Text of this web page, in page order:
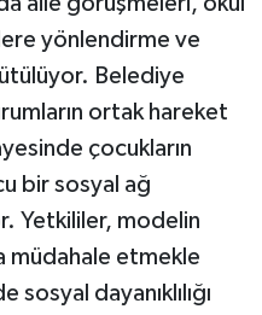
yönlendirme ve
Belediye
ortak hareket
çocukların
bir sosyal ağ
Yetkililer, modelin
müdahale etmekle
sosyal dayanıklılığı